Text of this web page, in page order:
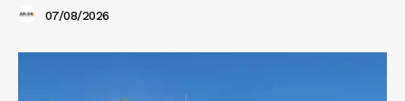
07/08/2026